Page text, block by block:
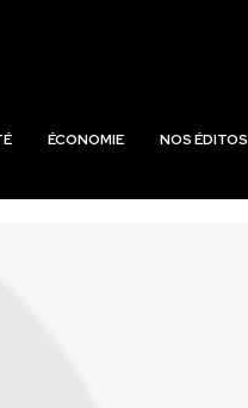
ÉCONOMIE NOS ÉDITOS